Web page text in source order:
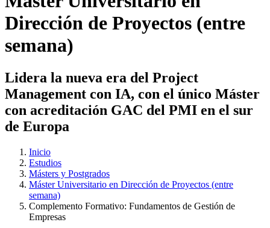
Dirección de Proyectos (entre
semana)
Lidera la nueva era del Project
Management con IA, con el único Máster
con acreditación GAC del PMI en el sur
de Europa
Inicio
Estudios
Másters y Postgrados
Máster Universitario en Dirección de Proyectos (entre
semana)
Complemento Formativo: Fundamentos de Gestión de
Empresas